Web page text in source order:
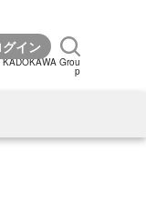
KADOKAWA Grou
p